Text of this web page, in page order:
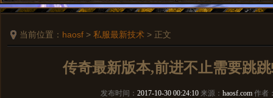
当前位置： haosf > 私服最新技术 > 正文
传奇最新版本,前进不止需要跳
发布时间： 2017-10-30 00:24:10 来源： haosf.com 作者